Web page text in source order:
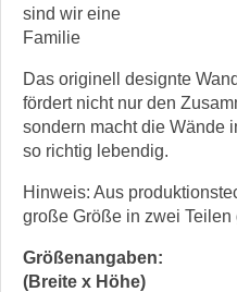
sind wir eine
Familie
Das originell designte
fördert nicht nur den
sondern macht die Wände
so richtig lebendig.
Hinweis: Aus
große Größe in zwei Teilen
Größenangaben:
(Breite x Höhe)